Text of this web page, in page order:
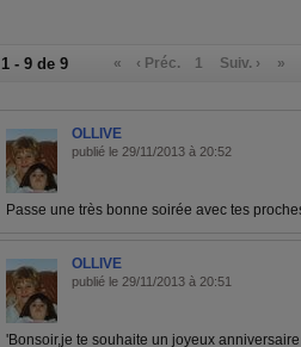
1 - 9 de 9 « ‹ Préc. 1 Suiv. › »
OLLIVE
publié le 29/11/2013 à 20:52
Passe une très bonne soirée avec tes
OLLIVE
publié le 29/11/2013 à 20:51
'Bonsoir,je te souhaite un joyeux